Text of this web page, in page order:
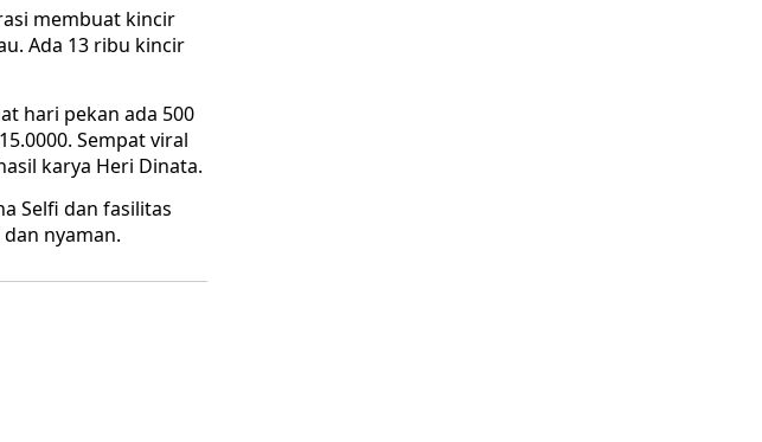
membuat kincir
Ada 13 ribu kincir
hari pekan ada 500
Sempat viral
karya Heri Dinata.
Selfi dan fasilitas
nyaman.